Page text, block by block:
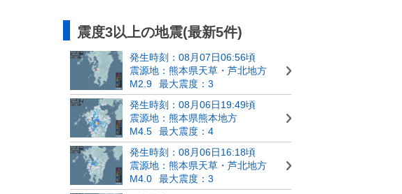
震度3以上の地震(最新5件)
発生時刻：08月07日06:56頃
震源地：熊本県天草・芦北地方
M2.9
最大震度：3
発生時刻：08月06日19:49頃
震源地：熊本県熊本地方
M4.5
最大震度：4
発生時刻：08月06日16:18頃
震源地：熊本県天草・芦北地方
M4.0
最大震度：3